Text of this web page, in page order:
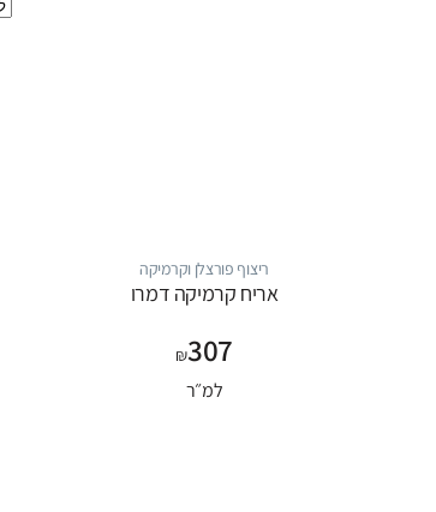
ריצוף פורצלן וקרמיקה
אריח קרמיקה דמרו
₪307
למ״ר